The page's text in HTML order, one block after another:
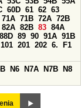
60D 61 62 63
71A 71B 72A 72B
82A 82B 83 84A
88D 89 90 91A 91B
101 201 202 6.
F1
N6 N7A N7B
N8